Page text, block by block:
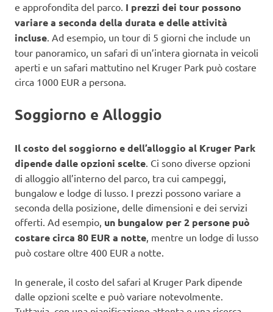
e approfondita del parco. I prezzi dei tour possono
variare a seconda della durata e delle attività
incluse. Ad esempio, un tour di 5 giorni che include un
tour panoramico, un safari di un’intera giornata in veicoli
aperti e un safari mattutino nel Kruger Park può costare
circa 1000 EUR a persona.
Soggiorno e Alloggio
Il costo del soggiorno e dell’alloggio al Kruger Park
dipende dalle opzioni scelte. Ci sono diverse opzioni
di alloggio all’interno del parco, tra cui campeggi,
bungalow e lodge di lusso. I prezzi possono variare a
seconda della posizione, delle dimensioni e dei servizi
offerti. Ad esempio, un bungalow per 2 persone può
costare circa 80 EUR a notte, mentre un lodge di lusso
può costare oltre 400 EUR a notte.
In generale, il costo del safari al Kruger Park dipende
dalle opzioni scelte e può variare notevolmente.